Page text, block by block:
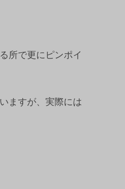
所で更にピンポイ
ますが、実際には